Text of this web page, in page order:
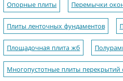
Опорные плиты Перемычки
Плиты ленточных фундаментов
Площадочная плита жб
Многопустотные плиты перекрытий